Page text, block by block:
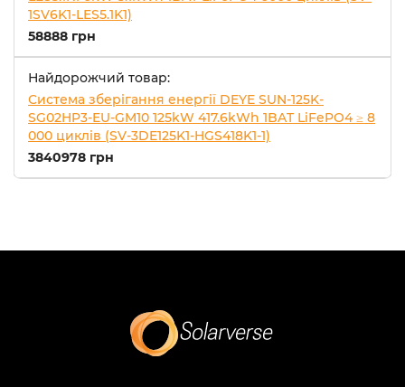
1SV6K1-LES5.1K1)
58888 грн
Найдорожчий товар:
Система зберігання енергії DEYE SUN-125K-
SG02HP3-EU-GM10 125kW 417.6kWh 1BAT LiFePO4 ≥ 8
000 циклів (SV-3DE125K1-HGS418K1-1)
3840978 грн